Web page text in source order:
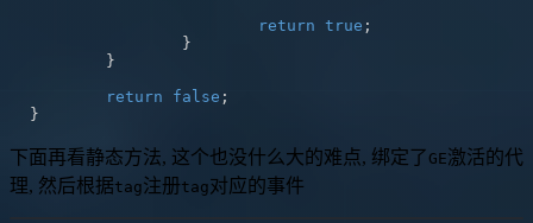
return true ;
}
}
return
false ;
}
下面再看静态方法, 这个也没什么大的难点, 绑定了 GE激活的代
理, 然后根据tag注册tag对应的事件